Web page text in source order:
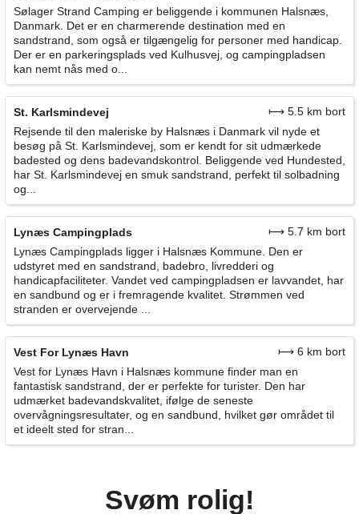
Sølager Strand Camping er beliggende i kommunen Halsnæs,
Danmark. Det er en charmerende destination med en
sandstrand, som også er tilgængelig for personer med handicap.
Der er en parkeringsplads ved Kulhusvej, og campingpladsen
kan nemt nås med o...
St. Karlsmindevej
⟼ 5.5 km bort
Rejsende til den maleriske by Halsnæs i Danmark vil nyde et
besøg på St. Karlsmindevej, som er kendt for sit udmærkede
badested og dens badevandskontrol. Beliggende ved Hundested,
har St. Karlsmindevej en smuk sandstrand, perfekt til solbadning
og...
Lynæs Campingplads
⟼ 5.7 km bort
Lynæs Campingplads ligger i Halsnæs Kommune. Den er
udstyret med en sandstrand, badebro, livredderi og
handicapfaciliteter. Vandet ved campingpladsen er lavvandet, har
en sandbund og er i fremragende kvalitet. Strømmen ved
stranden er overvejende ...
Vest For Lynæs Havn
⟼ 6 km bort
Vest for Lynæs Havn i Halsnæs kommune finder man en
fantastisk sandstrand, der er perfekte for turister. Den har
udmærket badevandskvalitet, ifølge de seneste
overvågningsresultater, og en sandbund, hvilket gør området til
et ideelt sted for stran...
Svøm rolig!